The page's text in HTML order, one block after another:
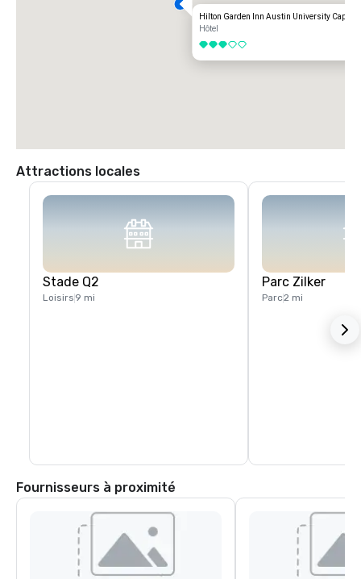
Hilton Garden Inn Austin University Capitol
Hôtel
3 sur 5
Attractions locales
Stade Q2
Loisirs 9 mi
Parc Zilker
Parc2 mi
Fournisseurs à proximité